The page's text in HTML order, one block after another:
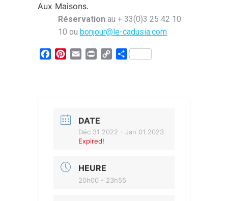
Aux Maisons.
Réservation au + 33(0)3 25 42 10
10 ou bonjour@le-cadusia.com
Facebook
Pinterest
Email Print
CopyPartager
DATE
Déc 31 2022 - Jan 01 2023
Expired!
HEURE
20h00 - 23h55